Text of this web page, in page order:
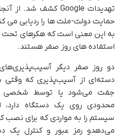
حمایت دولت-ملت ها را ردیابی می
به این معنی است که هکرهای
استفاده های روز صفر هستند.
دو روز صفر دیگر
دسته‌ای از آسیب‌پذیری که وقتی
جفت می‌شود یا توسط شخصی
محدودی روی یک دستگاه دارد،
سیستم را به مواردی که برای نصب
می‌دهدو رمز عبور و کنترل یک